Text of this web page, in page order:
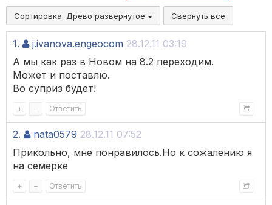
Сортировка: Древо развёрнутое Свернуть все
1. j.ivanova.engeocom 28.12.11 03:19
А мы как раз в Новом на 8.2 переходим.
Может и поставлю.
Во суприз будет!
+ – Ответить
2. nata0579 28.12.11 07:52
Прикольно, мне понравилось.Но к сожалению я
на семерке
+ – Ответить